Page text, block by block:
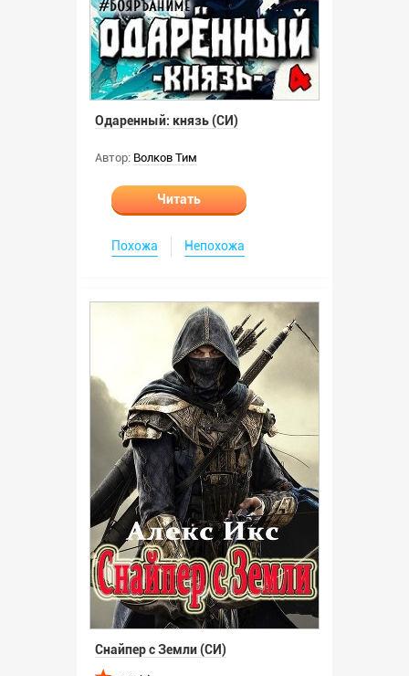
Одаренный: князь (СИ)
Автор: Волков Тим
Читать
Похожа Непохожа
Снайпер с Земли (СИ)